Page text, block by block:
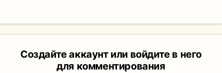
Создайте аккаунт или войдите в него
для комментирования